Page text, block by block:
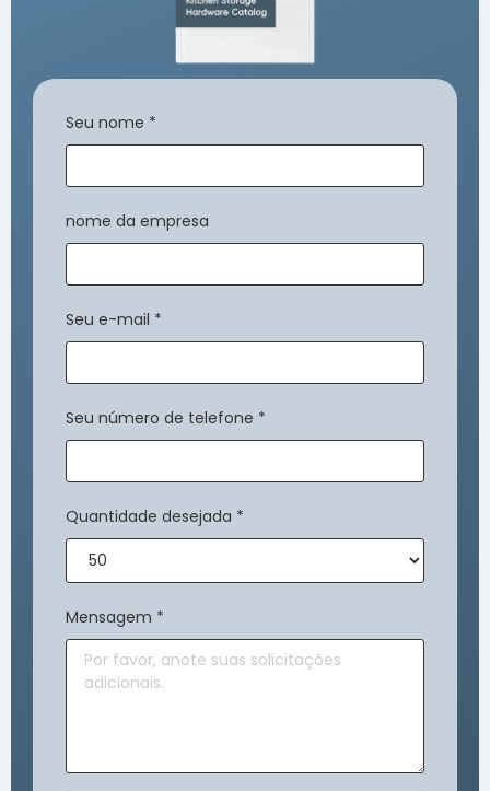
Seu nome *
nome da empresa
Seu e-mail *
Seu número de telefone *
Quantidade desejada *
Mensagem *